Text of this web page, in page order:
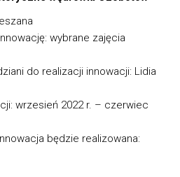
wybrane zajęcia
do realizacji innowacji: Lidia
wrzesień 2022 r. – czerwiec
będzie realizowana: